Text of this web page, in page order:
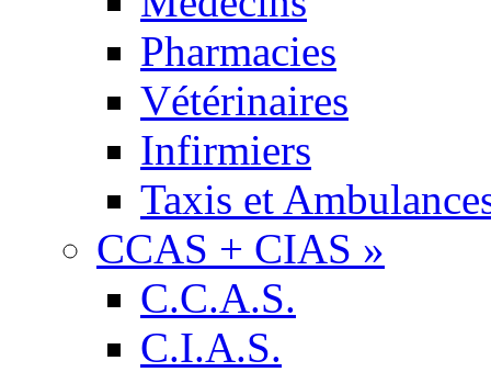
Pharmacies
Vétérinaires
Infirmiers
Taxis et
CCAS + CIAS »
C.C.A.S.
C.I.A.S.